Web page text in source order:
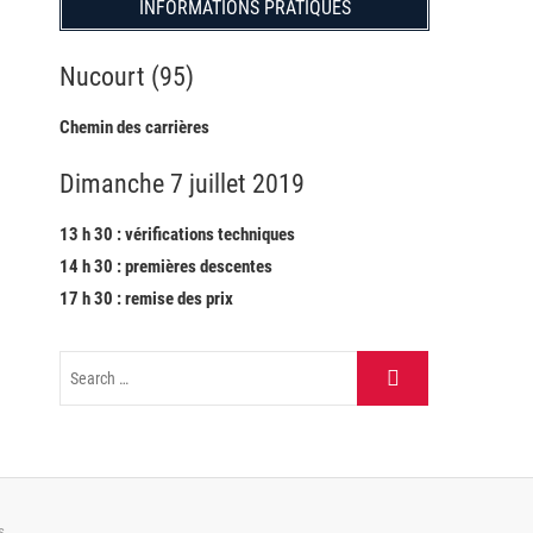
INFORMATIONS PRATIQUES
Nucourt (95)
Chemin des carrières
Dimanche 7 juillet 2019
13 h 30 : vérifications techniques
14 h 30 : premières descentes
17 h 30 : remise des prix